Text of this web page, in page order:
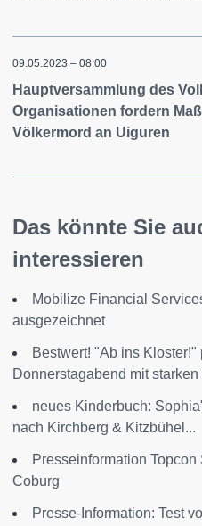
09.05.2023 – 08:00
Hauptversammlung des
Organisationen fordern
Völkermord an Uiguren
Das könnte Sie
interessieren
Mobilize Financial
ausgezeichnet
Bestwert! "Ab ins Kloster!"
Donnerstagabend mit starken
neues Kinderbuch:
nach Kirchberg & Kitzbühel...
Presseinformation
Coburg
Presse-Information: Test